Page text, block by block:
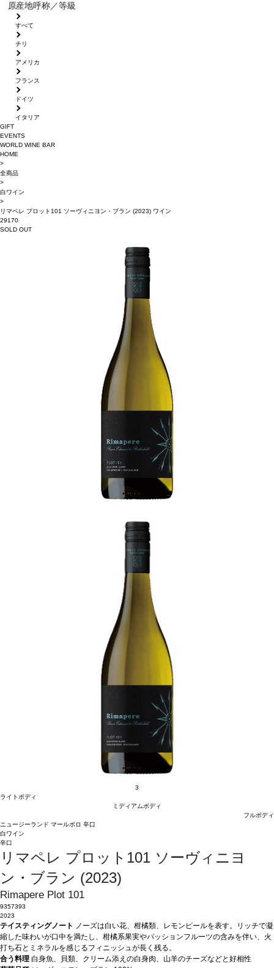
原産地呼称／等級
すべて
チリ
アメリカ
フランス
ドイツ
イタリア
GIFT
EVENTS
WORLD WINE BAR
HOME
>
全商品
>
白ワイン
>
リマペレ プロット101 ソーヴィニヨン・ブラン (2023) ワイン
29170
SOLD OUT
3
ライトボディ
ミディアムボディ
フルボディ
ニュージーランド マールボロ 辛口
白ワイン
辛口
リマペレ プロット101 ソーヴィニヨ
ン・ブラン (2023)
Rimapere Plot 101
9357393
2023
テイスティングノート ノーズは白い花、柑橘類、レモンピールを表す。リッチで凝
縮した味わいが口中を満たし、柑橘系果実やパッションフルーツの含みを伴い、火
打ち石とミネラルを感じるフィニッシュが長く残る。
合う料理 白身魚、貝類、クリーム添えの白身肉、山羊のチーズなどと好相性